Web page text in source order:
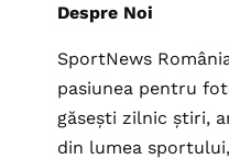
Despre Noi
SportNews
pasiunea pentru
găsești zilnic știri,
din lumea